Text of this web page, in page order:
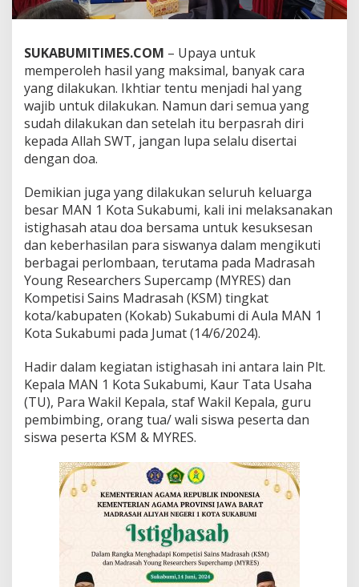
e
u
k
s
e
s
a
n
N
1
K
o
t
a
S
u
k
a
b
m
i
G
e
l
a
t
i
g
h
a
SUKABUMITIMES.COM – Upaya untuk
memperoleh hasil yang maksimal, banyak cara
yang dilakukan. Ikhtiar tentu menjadi hal yang
wajib untuk dilakukan. Namun dari semua yang
sudah dilakukan dan setelah itu berpasrah diri
kepada Allah SWT, jangan lupa selalu disertai
dengan doa.
Demikian juga yang dilakukan seluruh keluarga
besar MAN 1 Kota Sukabumi, kali ini melaksanakan
istighasah atau doa bersama untuk kesuksesan
dan keberhasilan para siswanya dalam mengikuti
berbagai perlombaan, terutama pada Madrasah
Young Researchers Supercamp (MYRES) dan
Kompetisi Sains Madrasah (KSM) tingkat
kota/kabupaten (Kokab) Sukabumi di Aula MAN 1
Kota Sukabumi pada Jumat (14/6/2024).
Hadir dalam kegiatan istighasah ini antara lain Plt.
Kepala MAN 1 Kota Sukabumi, Kaur Tata Usaha
(TU), Para Wakil Kepala, staf Wakil Kepala, guru
pembimbing, orang tua/ wali siswa peserta dan
siswa peserta KSM & MYRES.